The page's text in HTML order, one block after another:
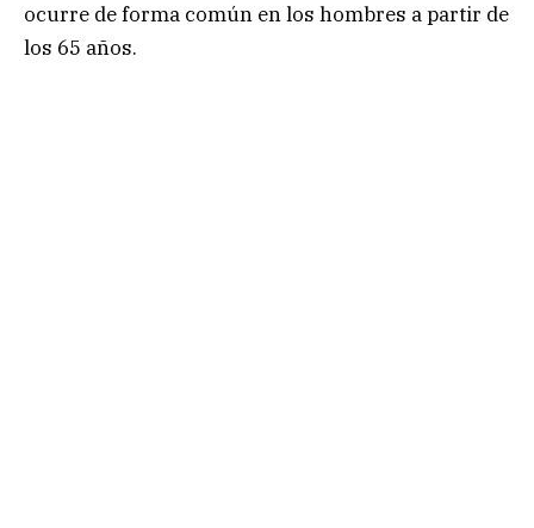
ocurre de forma común en los hombres a partir de
los 65 años.